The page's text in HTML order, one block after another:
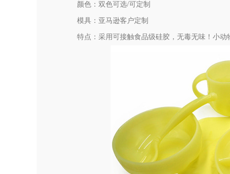
颜色：双色可选/可定制
模具：亚马逊客户定制
特点：采用可接触食品级硅胶，无毒无味！小动